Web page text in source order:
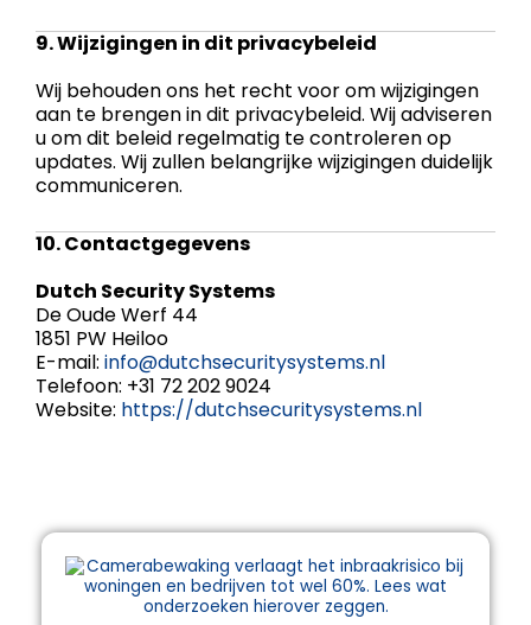
9. Wijzigingen in dit privacybeleid
Wij behouden ons het recht voor om wijzigingen
aan te brengen in dit privacybeleid. Wij adviseren
u om dit beleid regelmatig te controleren op
updates. Wij zullen belangrijke wijzigingen duidelijk
communiceren.
10. Contactgegevens
Dutch Security Systems
De Oude Werf 44
1851 PW Heiloo
E-mail: info@dutchsecuritysystems.nl
Telefoon: +31 72 202 9024
Website: https://dutchsecuritysystems.nl